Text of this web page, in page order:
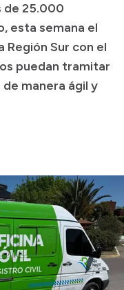
de 25.000
esta semana el
Región Sur con el
puedan tramitar
manera ágil y